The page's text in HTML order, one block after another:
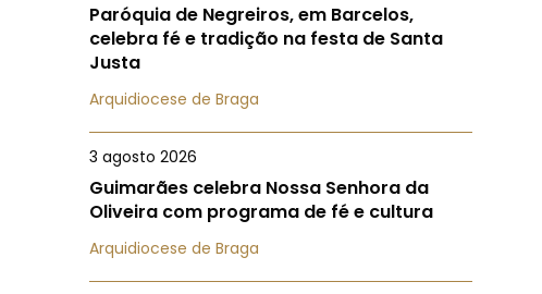
Paróquia de Negreiros, em Barcelos,
celebra fé e tradição na festa de Santa
Justa
Arquidiocese de Braga
3 agosto 2026
Guimarães celebra Nossa Senhora da
Oliveira com programa de fé e cultura
Arquidiocese de Braga